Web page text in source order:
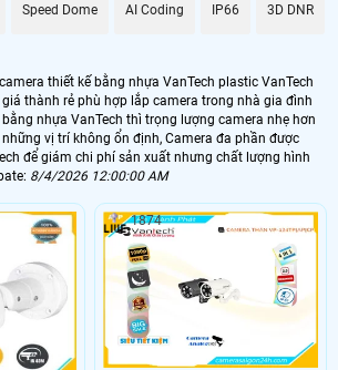
Speed Dome AI Coding IP66 3D DNR
thiết kế bằng nhựa VanTech plastic VanTech
thành rẻ phù hợp lắp camera trong nhà gia đình
nhựa VanTech thì trọng lượng camera nhẹ hơn
vị trí không ổn định, Camera đa phần được
để giám chi phí sản xuất nhưng chất lượng hình
8/4/2026 12:00:00 AM
1874